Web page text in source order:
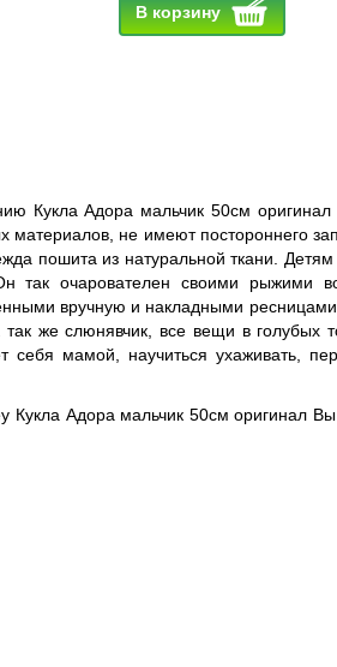
В корзину
Кукла Адора мальчик 50см оригинал
материалов, не имеют постороннего
пошита из натуральной ткани.
так очарователен своими рыжими
вручную и накладными
же слюнявчик, все вещи в голубых
себя мамой, научиться ухаживать,
Кукла Адора мальчик 50см оригинал